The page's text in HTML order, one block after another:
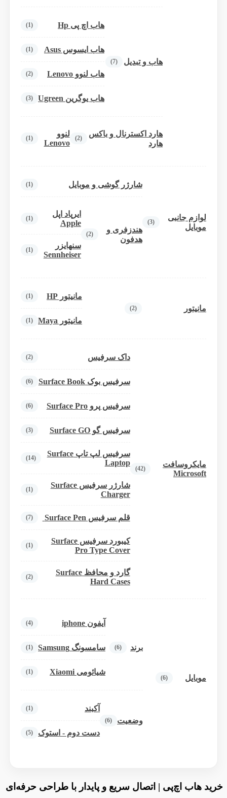
هاب و تبدیل (7)
هاب اچ پی Hp (1)
هاب ایسوس Asus (1)
هاب لنوو Lenovo (2)
هاب یوگرین Ugreen (3)
هارد اکسترنال و باکس
هارد
(2)
لنوو
Lenovo
(1)
لوازم جانبی
موبایل
(3)
شارژر گوشی و موبایل (1)
هندزفری و
هدفون
(2)
ایرپاد اپل
Apple
(1)
سنهایزر
Sennheiser
(1)
مانیتور (2)
مانیتور HP (1)
مانیتور Maya (1)
مایکروسافت
Microsoft
(42)
داک سرفیس (2)
سرفیس بوک Surface Book (6)
سرفیس پرو Surface Pro (6)
سرفیس گو Surface GO (3)
سرفیس لپ تاپ Surface
Laptop
(14)
شارژر سرفیس Surface
Charger
(1)
قلم سرفیس Surface Pen (7)
کیبورد سرفیس Surface
Pro Type Cover
(1)
گارد و محافظ Surface
Hard Cases
(2)
موبایل (6)
برند (6)
آیفون iphone (4)
سامسونگ Samsung (1)
شیائومی Xiaomi (1)
وضعیت (6)
آکبند (1)
دست دوم - استوک (5)
خرید هاب اچ‌پی | اتصال سریع و پایدار با طراحی حرفه‌ای